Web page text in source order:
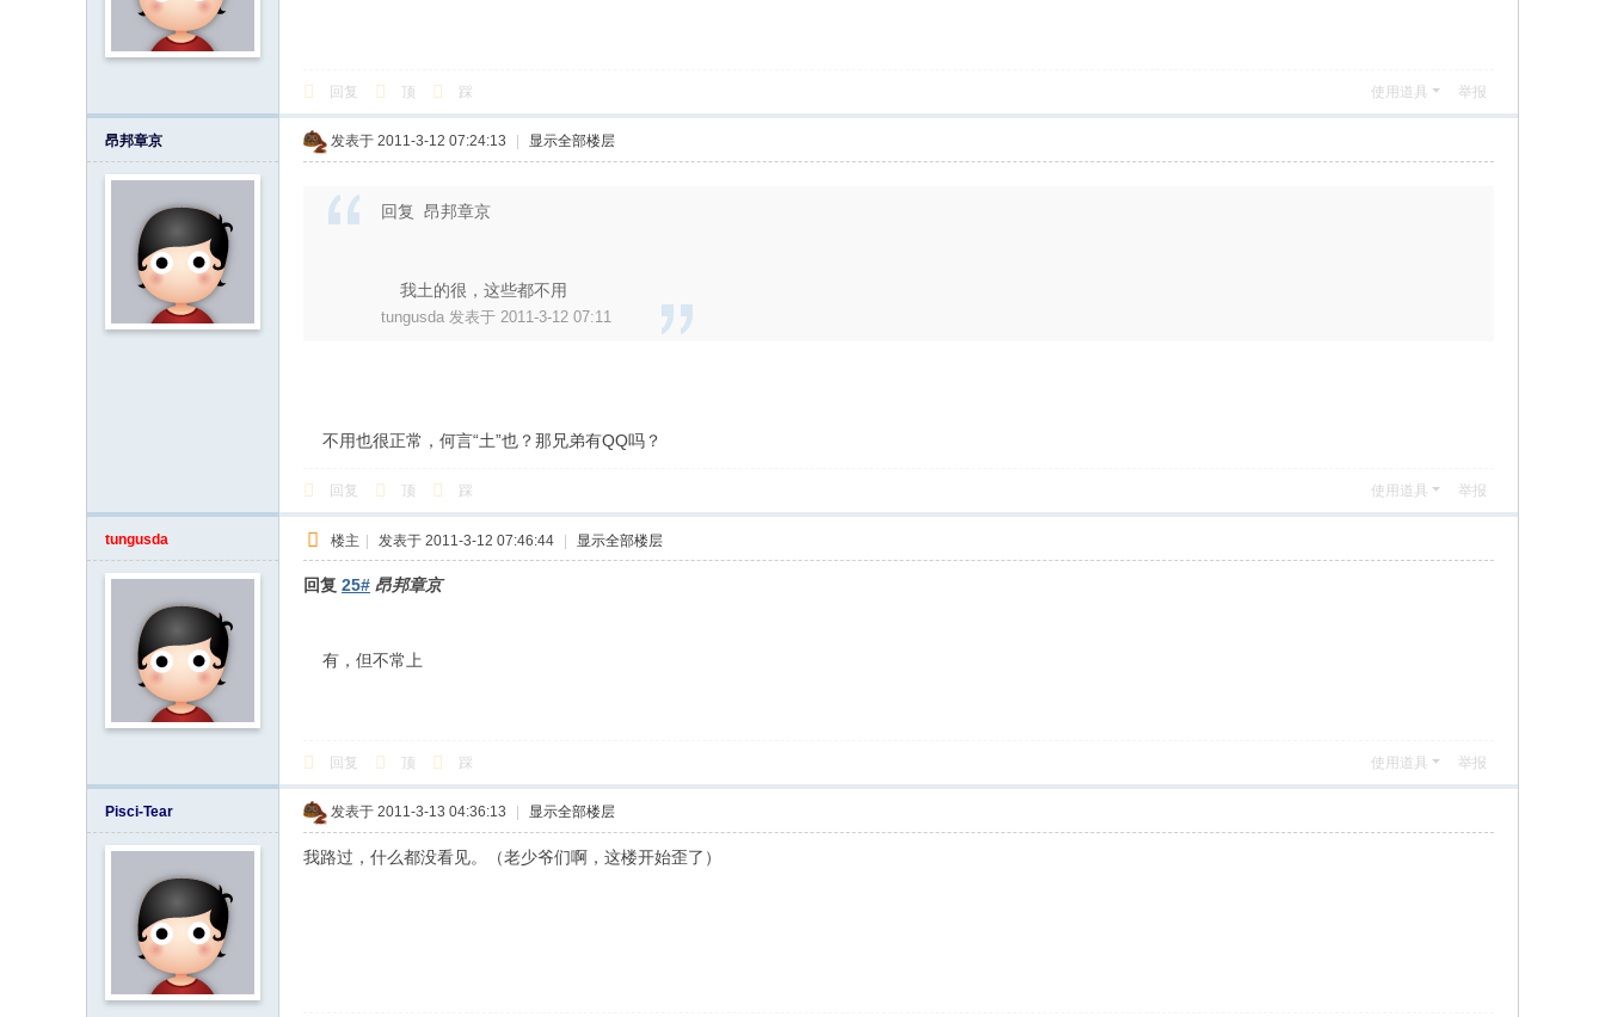
回复 顶 踩 使用道具 举报
昂邦章京 发表于 2011-3-12 07:24:13 显示全部楼层
回复 昂邦章京
我土的很，这些都不用
tungusda 发表于 2011-3-12 07:11
不用也很正常，何言“土”也？那兄弟有QQ吗？
回复 顶 踩 使用道具 举报
tungusda 楼主 | 发表于 2011-3-12 07:46:44 | 显示全部楼层
回复 25# 昂邦章京
有，但不常上
回复 顶 踩 使用道具 举报
Pisci-Tear 发表于 2011-3-13 04:36:13 显示全部楼层
我路过，什么都没看见。（老少爷们啊，这楼开始歪了）